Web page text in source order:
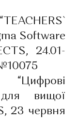
Software
24.01-
вищої
23 червня